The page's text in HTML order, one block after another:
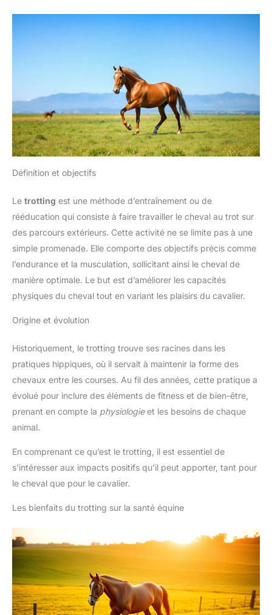
Définition et objectifs
Le trotting est une méthode d’entraînement ou de
rééducation qui consiste à faire travailler le cheval au trot sur
des parcours extérieurs. Cette activité ne se limite pas à une
simple promenade. Elle comporte des objectifs précis comme
l’endurance et la musculation, sollicitant ainsi le cheval de
manière optimale. Le but est d’améliorer les capacités
physiques du cheval tout en variant les plaisirs du cavalier.
Origine et évolution
Historiquement, le trotting trouve ses racines dans les
pratiques hippiques, où il servait à maintenir la forme des
chevaux entre les courses. Au fil des années, cette pratique a
évolué pour inclure des éléments de fitness et de bien-être,
prenant en compte la physiologieet les besoins de chaque
animal.
En comprenant ce qu’est le trotting, il est essentiel de
s’intéresser aux impacts positifs qu’il peut apporter, tant pour
le cheval que pour le cavalier.
Les bienfaits du trotting sur la santé équine